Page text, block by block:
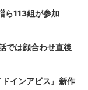
ら113組が参加
では顔合わせ直後
インアビス』新作